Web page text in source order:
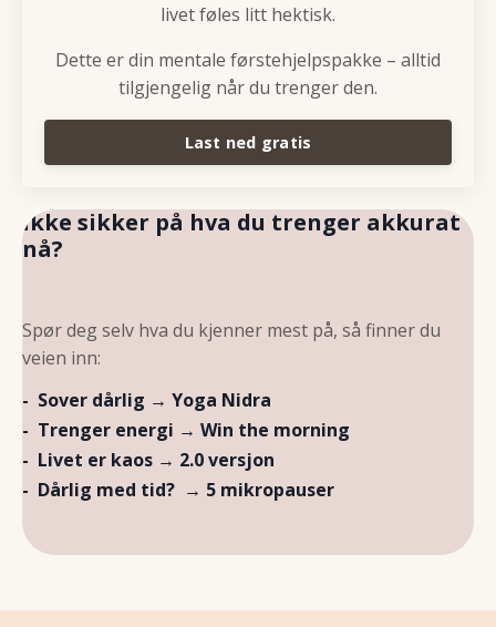
livet føles litt hektisk.
Dette er din mentale førstehjelpspakke – alltid
tilgjengelig når du trenger den.
Last ned gratis
Ikke sikker på hva du trenger akkurat
nå?
Spør deg selv hva du kjenner mest på, så finner du
veien inn:
- Sover dårlig → Yoga Nidra
- Trenger energi → Win the morning
- Livet er kaos → 2.0 versjon
- Dårlig med tid? → 5 mikropauser